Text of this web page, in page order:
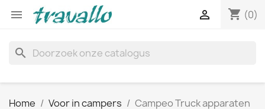
 shopping_cart (0)

search
Home Voor in campers Campeo Truck apparaten